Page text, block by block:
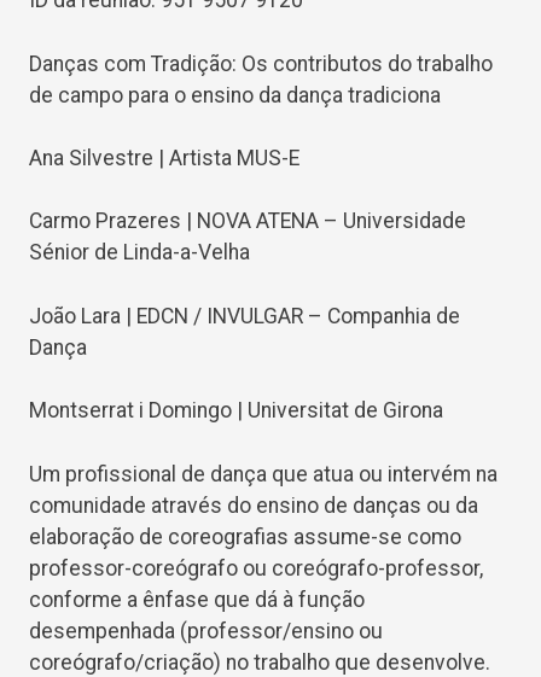
Danças com Tradição: Os contributos do trabalho
de campo para o ensino da dança tradiciona
Ana Silvestre | Artista MUS-E
Carmo Prazeres | NOVA ATENA – Universidade
Sénior de Linda-a-Velha
João Lara | EDCN / INVULGAR – Companhia de
Dança
Montserrat i Domingo | Universitat de Girona
Um profissional de dança que atua ou intervém na
comunidade através do ensino de danças ou da
elaboração de coreografias assume-se como
professor-coreógrafo ou coreógrafo-professor,
conforme a ênfase que dá à função
desempenhada (professor/ensino ou
coreógrafo/criação) no trabalho que desenvolve.